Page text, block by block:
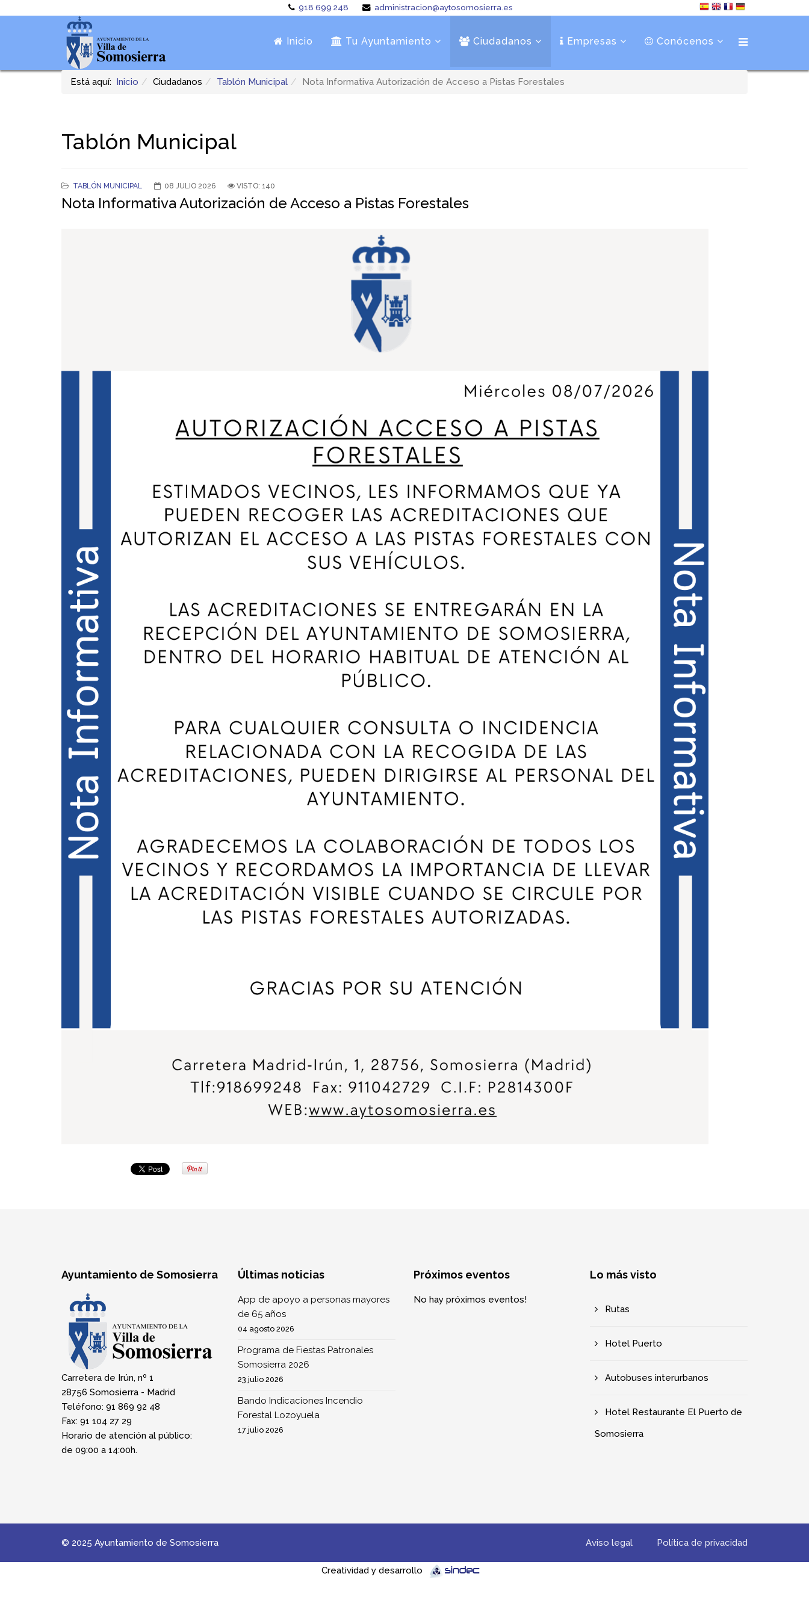
918 699 248 administracion@aytosomosierra.es
Inicio Tu Ayuntamiento Ciudadanos Empresas Conócenos
Está aquí: Inicio Ciudadanos Tablón Municipal Nota Informativa Autorización de Acceso a Pistas Forestales
Tablón Municipal
TABLÓN MUNICIPAL 08 JULIO 2026 VISTO: 140
Nota Informativa Autorización de Acceso a Pistas Forestales
Ayuntamiento de Somosierra
Carretera de Irún, nº 1
28756 Somosierra - Madrid
Teléfono: 91 869 92 48
Fax: 91 104 27 29
Horario de atención al público:
de 09:00 a 14:00h.
Últimas noticias
App de apoyo a personas mayores
de 65 años
04 agosto 2026
Programa de Fiestas Patronales
Somosierra 2026
23 julio 2026
Bando Indicaciones Incendio
Forestal Lozoyuela
17 julio 2026
Próximos eventos
No hay próximos eventos!
Lo más visto
Rutas
Hotel Puerto
Autobuses interurbanos
Hotel Restaurante El Puerto de
Somosierra
© 2025 Ayuntamiento de Somosierra Aviso legal Política de privacidad
Creatividad y desarrollo